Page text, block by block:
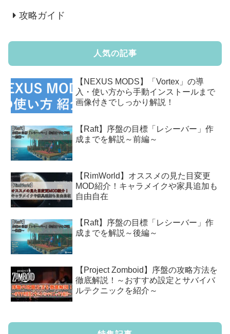
攻略ガイド
人気の記事
【NEXUS MODS】「Vortex」の導
入・使い方から手動インストールまで
画像付きでしっかり解説！
【Raft】序盤の目標「レシーバー」作
成までを解説～前編～
【RimWorld】オススメの見た目変更
MOD紹介！キャラメイクや家具追加も
自由自在
【Raft】序盤の目標「レシーバー」作
成までを解説～後編～
【Project Zomboid】序盤の攻略方法を
徹底解説！～おすすめ設定とサバイバ
ルテクニックを紹介～